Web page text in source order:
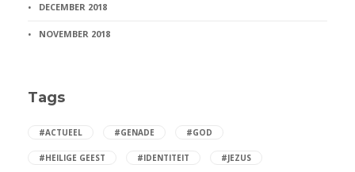
DECEMBER 2018
NOVEMBER 2018
Tags
#ACTUEEL #GENADE #GOD
#HEILIGE GEEST #IDENTITEIT #JEZUS